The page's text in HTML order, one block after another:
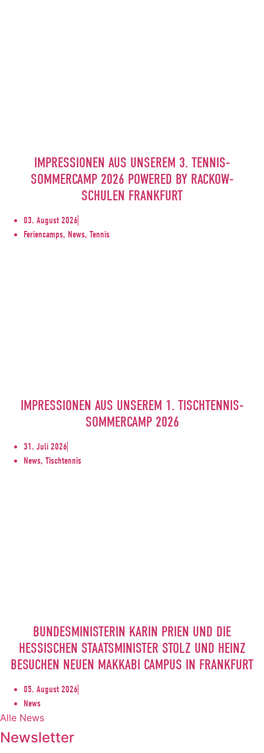
IMPRESSIONEN AUS UNSEREM 3. TENNIS-
SOMMERCAMP 2026 POWERED BY RACKOW-
SCHULEN FRANKFURT
03. August 2026
Feriencamps, News, Tennis
IMPRESSIONEN AUS UNSEREM 1. TISCHTENNIS-
SOMMERCAMP 2026
31. Juli 2026
News, Tischtennis
BUNDESMINISTERIN KARIN PRIEN UND DIE
HESSISCHEN STAATSMINISTER STOLZ UND HEINZ
BESUCHEN NEUEN MAKKABI CAMPUS IN FRANKFURT
05. August 2026
News
Alle News
Newsletter